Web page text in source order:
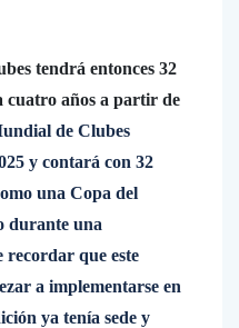
tendrá entonces 32
cuatro años a partir de
de Clubes
y contará con 32
una Copa del
durante una
recordar que este
a implementarse en
ya tenía sede y